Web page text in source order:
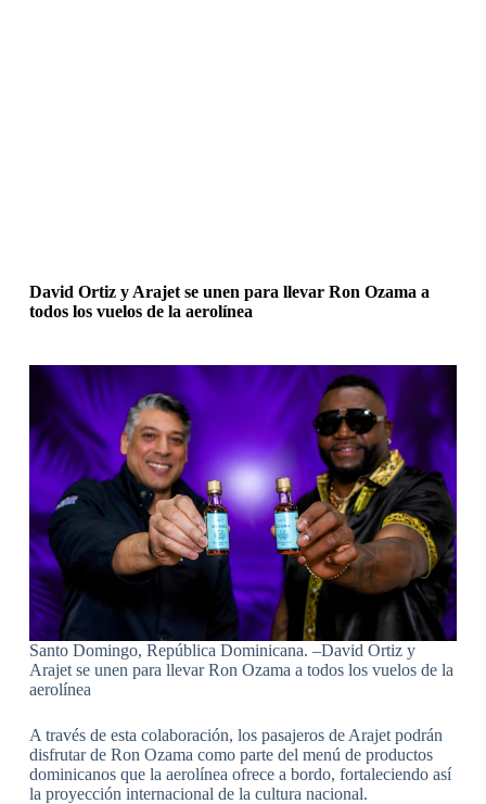
David Ortiz y Arajet se unen para llevar Ron Ozama a
todos los vuelos de la aerolínea
Santo Domingo, República Dominicana. –David Ortiz y
Arajet se unen para llevar Ron Ozama a todos los vuelos de la
aerolínea
A través de esta colaboración, los pasajeros de Arajet podrán
disfrutar de Ron Ozama como parte del menú de productos
dominicanos que la aerolínea ofrece a bordo, fortaleciendo así
la proyección internacional de la cultura nacional.